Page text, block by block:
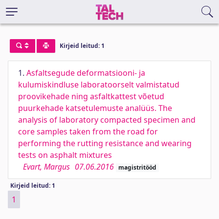
Kirjeid leitud: 1
1. Asfaltsegude deformatsiooni- ja
kulumiskindluse laboratoorselt valmistatud
proovikehade ning asfaltkattest võetud
puurkehade katsetulemuste analüüs. The
analysis of laboratory compacted specimen and
core samples taken from the road for
performing the rutting resistance and wearing
tests on asphalt mixtures
Evart, Margus 07.06.2016 magistritööd
Kirjeid leitud: 1
1